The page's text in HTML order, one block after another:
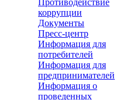
Противодействие
коррупции
Документы
Пресс-центр
Информация для
потребителей
Информация для
предпринимателей
Информация о
проведенных